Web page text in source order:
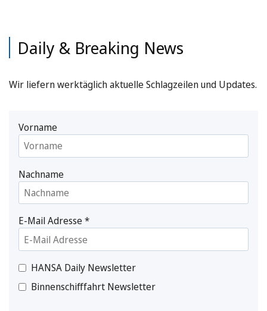
Daily & Breaking News
Wir liefern werktäglich aktuelle Schlagzeilen und Updates.
Vorname
Nachname
E-Mail Adresse*
HANSA Daily Newsletter
Binnenschifffahrt Newsletter